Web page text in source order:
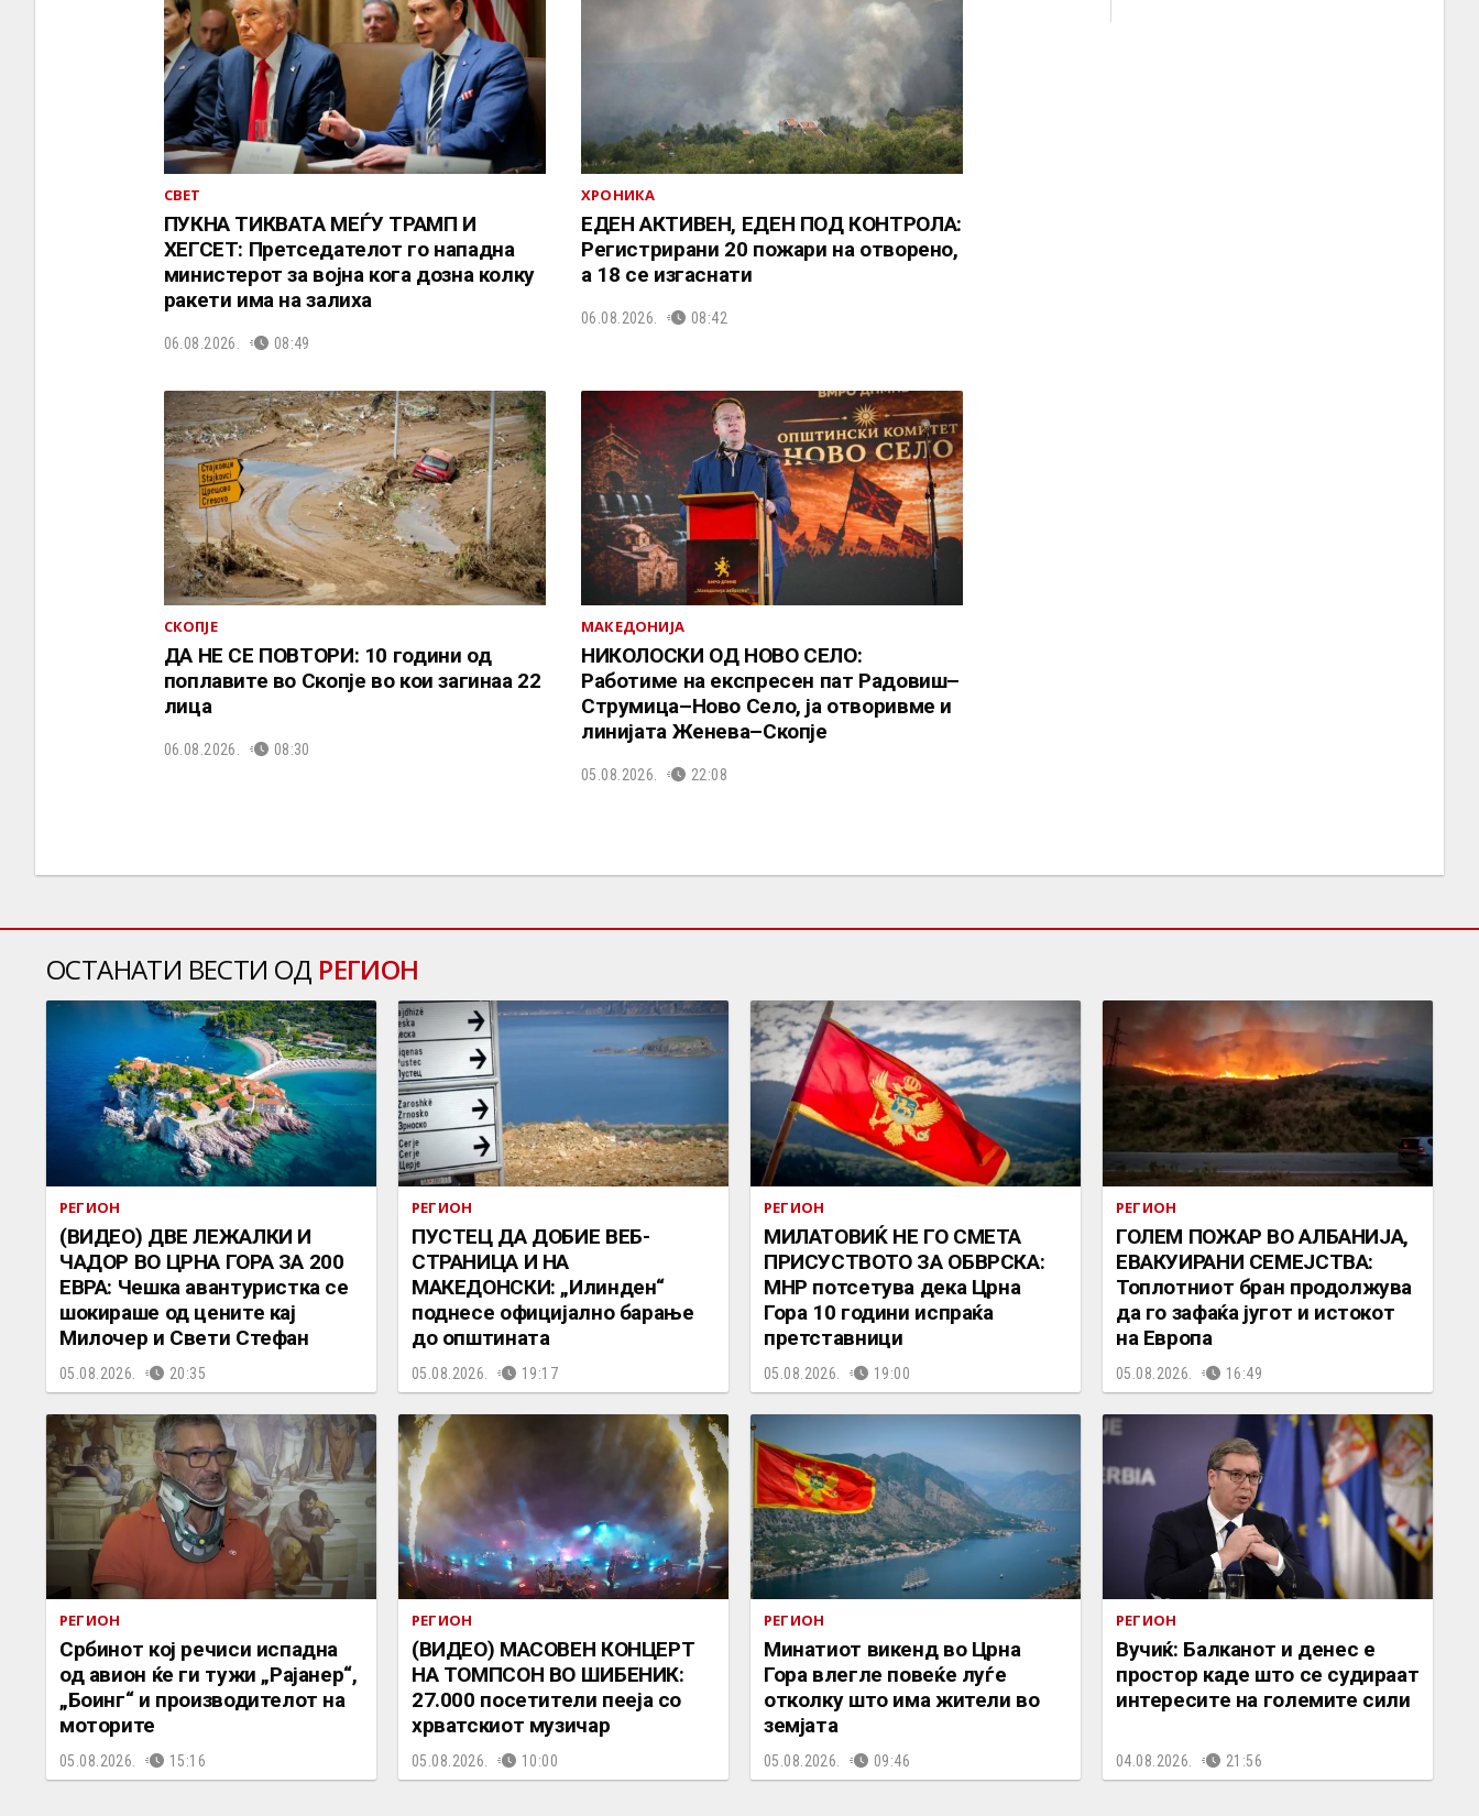
СВЕТ
ПУКНА ТИКВАТА МЕЃУ ТРАМП И
ХЕГСЕТ: Претседателот го нападна
министерот за војна кога дозна колку
ракети има на залиха
06.08.2026. 08:49
ХРОНИКА
ЕДЕН АКТИВЕН, ЕДЕН ПОД КОНТРОЛА:
Регистрирани 20 пожари на отворено,
a 18 се изгаснати
06.08.2026. 08:42
СКОПЈЕ
ДА НЕ СЕ ПОВТОРИ: 10 години од
поплавите во Скопје во кои загинаа 22
лица
06.08.2026. 08:30
МАКЕДОНИЈА
НИКОЛОСКИ ОД НОВО СЕЛО:
Работиме на експресен пат Радовиш–
Струмица–Ново Село, ја отворивме и
линијата Женева–Скопје
05.08.2026. 22:08
ОСТАНАТИ ВЕСТИ ОД РЕГИОН
РЕГИОН
(ВИДЕО) ДВЕ ЛЕЖАЛКИ И
ЧАДОР ВО ЦРНА ГОРА ЗА 200
ЕВРА: Чешка авантуристка се
шокираше од цените кај
Милочер и Свети Стефан
05.08.2026. 20:35
РЕГИОН
ПУСТЕЦ ДА ДОБИЕ ВЕБ-
СТРАНИЦА И НА
МАКЕДОНСКИ: „Илинден“
поднесе официјално барање
до општината
05.08.2026. 19:17
РЕГИОН
МИЛАТОВИЌ НЕ ГО СМЕТА
ПРИСУСТВОТО ЗА ОБВРСКА:
МНР потсетува дека Црна
Гора 10 години испраќа
претставници
05.08.2026. 19:00
РЕГИОН
ГОЛЕМ ПОЖАР ВО АЛБАНИЈА,
ЕВАКУИРАНИ СЕМЕЈСТВА:
Топлотниот бран продолжува
да го зафаќа југот и истокот
на Европа
05.08.2026. 16:49
РЕГИОН
Србинот кој речиси испадна
од авион ќе ги тужи „Рајанер“,
„Боинг“ и производителот на
моторите
05.08.2026. 15:16
РЕГИОН
(ВИДЕО) МАСОВЕН КОНЦЕРТ
НА ТОМПСОН ВО ШИБЕНИК:
27.000 посетители пееја со
хрватскиот музичар
05.08.2026. 10:00
РЕГИОН
Минатиот викенд во Црна
Гора влегле повеќе луѓе
отколку што има жители во
земјата
05.08.2026. 09:46
РЕГИОН
Вучиќ: Балканот и денес е
простор каде што се судираат
интересите на големите сили
04.08.2026. 21:56